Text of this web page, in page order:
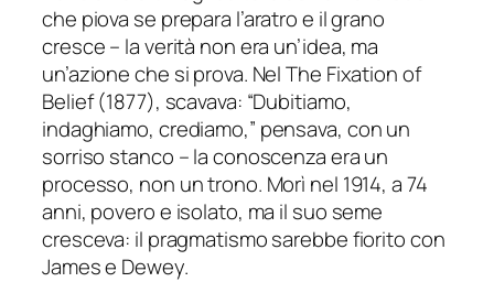
che piova se prepara l’aratro e il grano
cresce – la verità non era un’idea, ma
un’azione che si prova. Nel The Fixation of
Belief (1877), scavava: “Dubitiamo,
indaghiamo, crediamo,” pensava, con un
sorriso stanco – la conoscenza era un
processo, non un trono. Morì nel 1914, a 74
anni, povero e isolato, ma il suo seme
cresceva: il pragmatismo sarebbe fiorito con
James e Dewey.